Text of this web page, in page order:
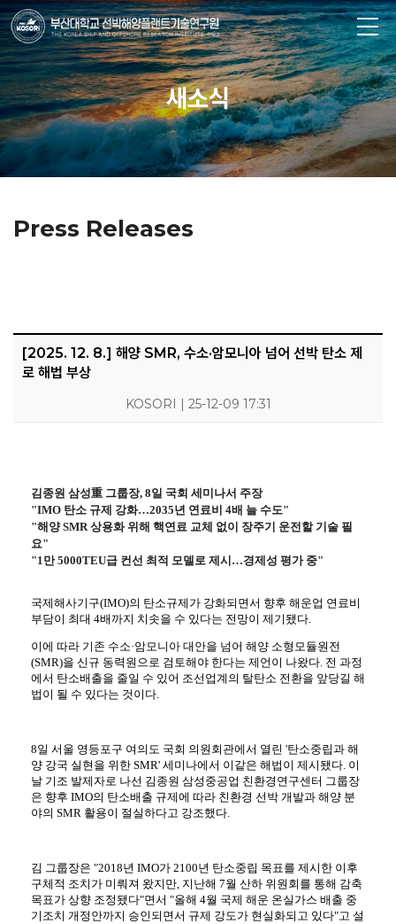
KOSORI
인사말
목적 및 비전
오시는길
새소식
공지사항
보도자료
연구센터
구조충격연구센터
화재폭발연구센터
조선해양ICT융합연구실
시험인증센터
시험인증
연구성과
연구실적
새소식
Press Releases
[2025. 12. 8.] 해양 SMR, 수소·암모니아 넘어 선박 탄소 제
로 해법 부상
KOSORI | 25-12-09 17:31
김종원 삼성重 그룹장, 8일 국회 세미나서 주장
"IMO 탄소 규제 강화…2035년 연료비 4배 늘 수도"
"해양 SMR 상용화 위해 핵연료 교체 없이 장주기 운전할 기술 필
요"
"1만 5000TEU급 컨선 최적 모델로 제시…경제성 평가 중"
국제해사기구(IMO)의 탄소규제가 강화되면서 향후 해운업 연료비
부담이 최대 4배까지 치솟을 수 있다는 전망이 제기됐다.
이에 따라 기존 수소·암모니아 대안을 넘어 해양 소형모듈원전
(SMR)을 신규 동력원으로 검토해야 한다는 제언이 나왔다. 전 과정
에서 탄소배출을 줄일 수 있어 조선업계의 탈탄소 전환을 앞당길 해
법이 될 수 있다는 것이다.
8일 서울 영등포구 여의도 국회 의원회관에서 열린 '탄소중립과 해
양 강국 실현을 위한 SMR' 세미나에서 이같은 해법이 제시됐다. 이
날 기조 발제자로 나선 김종원 삼성중공업 친환경연구센터 그룹장
은 향후 IMO의 탄소배출 규제에 따라 친환경 선박 개발과 해양 분
야의 SMR 활용이 절실하다고 강조했다.
김 그룹장은 "2018년 IMO가 2100년 탄소중립 목표를 제시한 이후
구체적 조치가 미뤄져 왔지만, 지난해 7월 산하 위원회를 통해 감축
목표가 상향 조정됐다"면서 "올해 4월 국제 해운 온실가스 배출 중
기조치 개정안까지 승인되면서 규제 강도가 현실화되고 있다"고 설